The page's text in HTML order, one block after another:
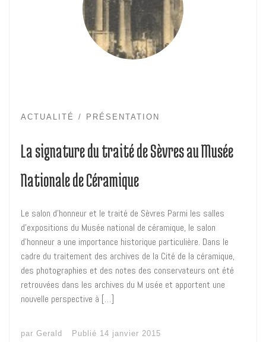
ACTUALITÉ PRÉSENTATION
La signature du traité de Sèvres au Musée
Nationale de Céramique
Le salon d’honneur et le traité de Sèvres Parmi les salles
d’expositions du Musée national de céramique, le salon
d’honneur a une importance historique particulière. Dans le
cadre du traitement des archives de la Cité de la céramique,
des photographies et des notes des conservateurs ont été
retrouvées dans les archives du M usée et apportent une
nouvelle perspective à […]
par Gerald Publié 14 janvier 2015